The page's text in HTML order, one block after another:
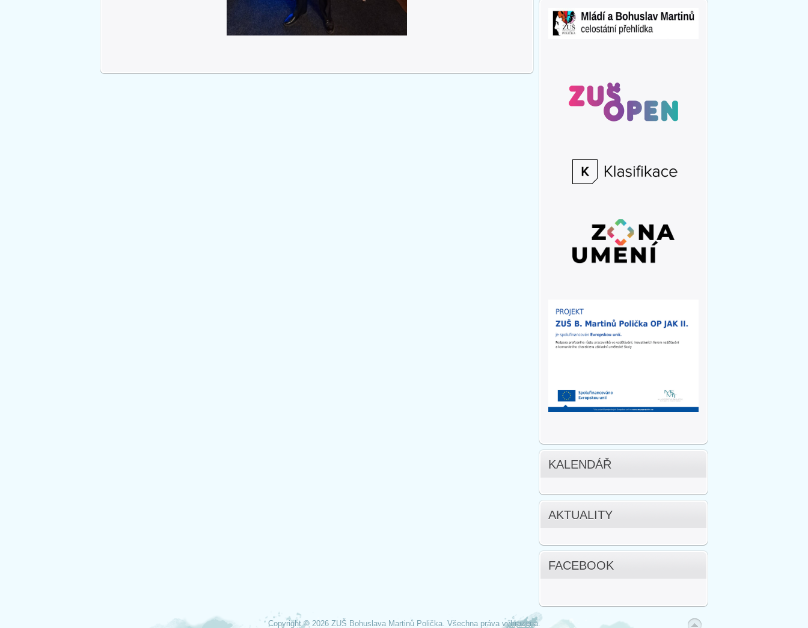
KALENDÁŘ
AKTUALITY
FACEBOOK
Copyright © 2026 ZUŠ Bohuslava Martinů Polička. Všechna práva vyhrazena.